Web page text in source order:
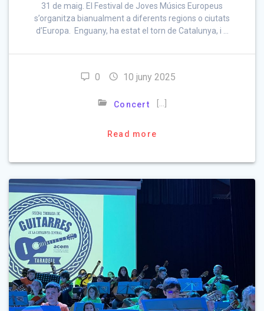
31 de maig. El Festival de Joves Músics Europeus
s’organitza bianualment a diferents regions o ciutats
d’Europa. Enguany, ha estat el torn de Catalunya, i …
0 10 juny 2025
Concert […]
Read more